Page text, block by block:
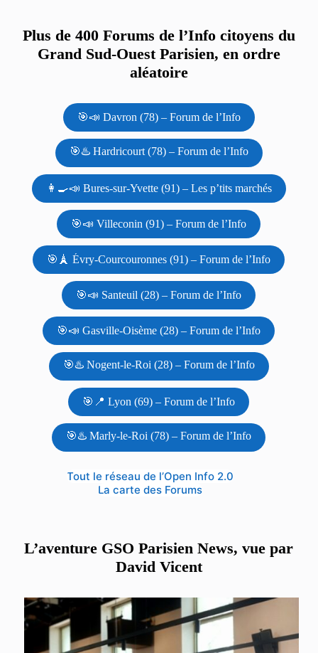
Plus de 400 Forums de l’Info citoyens du
Grand Sud-Ouest Parisien, en ordre
aléatoire
🎯📣 Davron (78) – Forum de l’Info
🎯♨️ Hardricourt (78) – Forum de l’Info
👩‍🍳📣 Bures-sur-Yvette (91) – Les p’tits marchés
🎯📣 Villeconin (91) – Forum de l’Info
🎯🗼 Évry-Courcouronnes (91) – Forum de l’Info
🎯📣 Santeuil (28) – Forum de l’Info
🎯📣 Gasville-Oisème (28) – Forum de l’Info
🎯♨️ Nogent-le-Roi (28) – Forum de l’Info
🎯📍 Lyon (69) – Forum de l’Info
🎯♨️ Marly-le-Roi (78) – Forum de l’Info
Tout le réseau de l’Open Info 2.0
La carte des Forums
L’aventure GSO Parisien News, vue par
David Vicent